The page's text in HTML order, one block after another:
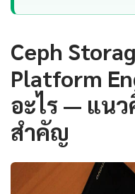
Ceph
Platform
อะไร — แน
สำคัญ